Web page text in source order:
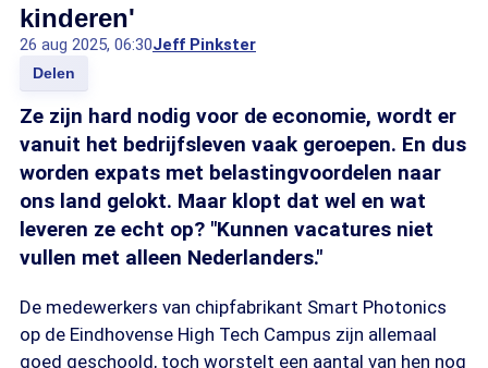
kinderen'
26 aug 2025, 06:30Jeff Pinkster
Delen
Ze zijn hard nodig voor de economie, wordt er
vanuit het bedrijfsleven vaak geroepen. En dus
worden expats met belastingvoordelen naar
ons land gelokt. Maar klopt dat wel en wat
leveren ze echt op? "Kunnen vacatures niet
vullen met alleen Nederlanders."
De medewerkers van chipfabrikant Smart Photonics
op de Eindhovense High Tech Campus zijn allemaal
goed geschoold, toch worstelt een aantal van hen nog